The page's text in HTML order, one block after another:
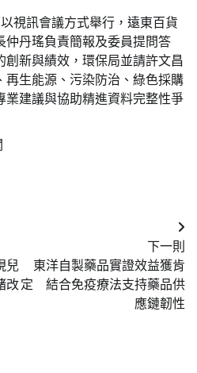
視訊會議方式舉行，遠東百貨
丹瑤負責簡報及委員提問答
新與績效，環保局並請許文昌
生能源、污染防治、綠色採購
業建議與協助精進資料完整性爭
兒
改
下一則
東洋自製藥品實證效益獲肯
定 結合免疫療法支持藥品供
應鏈韌性